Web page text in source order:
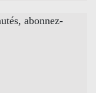
abonnez-